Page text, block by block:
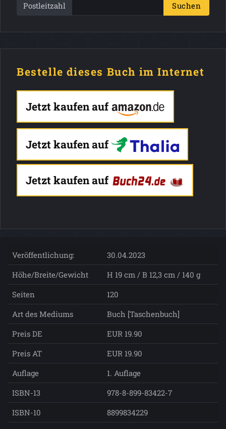
Postleitzahl Suchen
Bestelle dieses Buch im Internet
Jetzt kaufen auf
Jetzt kaufen auf
Jetzt kaufen auf
Veröffentlichung:
30.04.2023
Höhe/Breite/Gewicht
H 19 cm / B 12,3 cm / 140 g
Seiten
120
Art des Mediums
Buch [Taschenbuch]
Preis DE
EUR 19.90
Preis AT
EUR 19.90
Auflage
1. Auflage
ISBN-13
978-8-899-83422-7
ISBN-10
8899834229